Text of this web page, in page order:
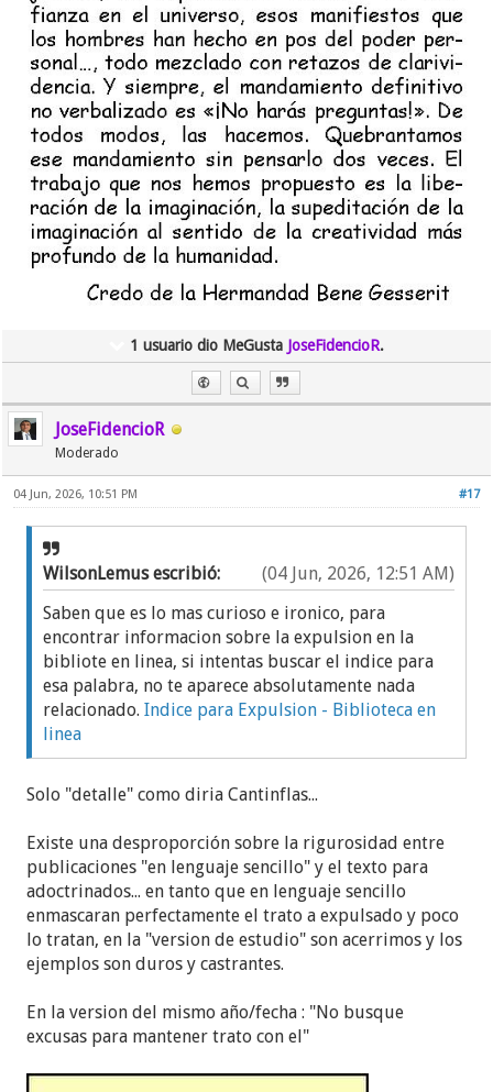
1 usuario dio MeGusta JoseFidencioR.
JoseFidencioR
Moderado
#17
04 Jun, 2026, 10:51 PM
(04 Jun, 2026, 12:51 AM)
WilsonLemus escribió:
Saben que es lo mas curioso e ironico, para
encontrar informacion sobre la expulsion en la
bibliote en linea, si intentas buscar el indice para
esa palabra, no te aparece absolutamente nada
relacionado.Indice para Expulsion - Biblioteca en
linea
Solo "detalle" como diria Cantinflas...
Existe una desproporción sobre la rigurosidad entre
publicaciones "en lenguaje sencillo" y el texto para
adoctrinados... en tanto que en lenguaje sencillo
enmascaran perfectamente el trato a expulsado y poco
lo tratan, en la "version de estudio" son acerrimos y los
ejemplos son duros y castrantes.
En la version del mismo año/fecha : "No busque
excusas para mantener trato con el"